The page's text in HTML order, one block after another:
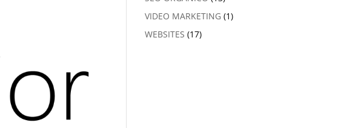
VIDEO MARKETING (1)
WEBSITES (17)